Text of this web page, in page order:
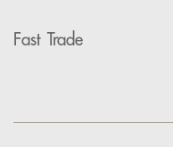
Fast Trade